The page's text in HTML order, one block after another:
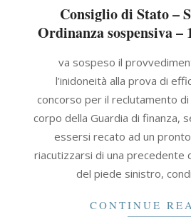
Consiglio di Stato –
Ordinanza sospensiva –
va sospeso il
l’inidoneità alla prova di
concorso per il reclutamento di
corpo della Guardia di finanza,
essersi recato ad un
riacutizzarsi di una precedente
del piede sinistro,
CONTINUE